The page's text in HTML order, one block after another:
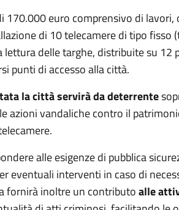
170.000 euro comprensivo di lavori,
di 10 telecamere di tipo fisso
lettura delle targhe, distribuite su 12
punti di accesso alla città.
la città servirà da deterrente
le azioni vandaliche contro il
alle esigenze di pubblica
eventuali interventi in caso di
fornirà inoltre un contributoalle